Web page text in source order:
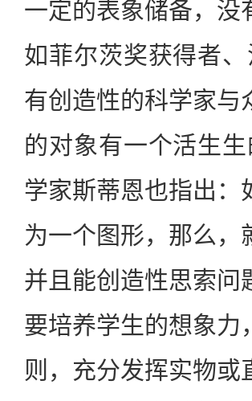
一定的表象储备，没
如菲尔茨奖获得者
有创造性的科学家与
的对象有一个活生
学家斯蒂恩也指出：
为一个图形，那么，
并且能创造性思索问
要培养学生的想象力
则，充分发挥实物